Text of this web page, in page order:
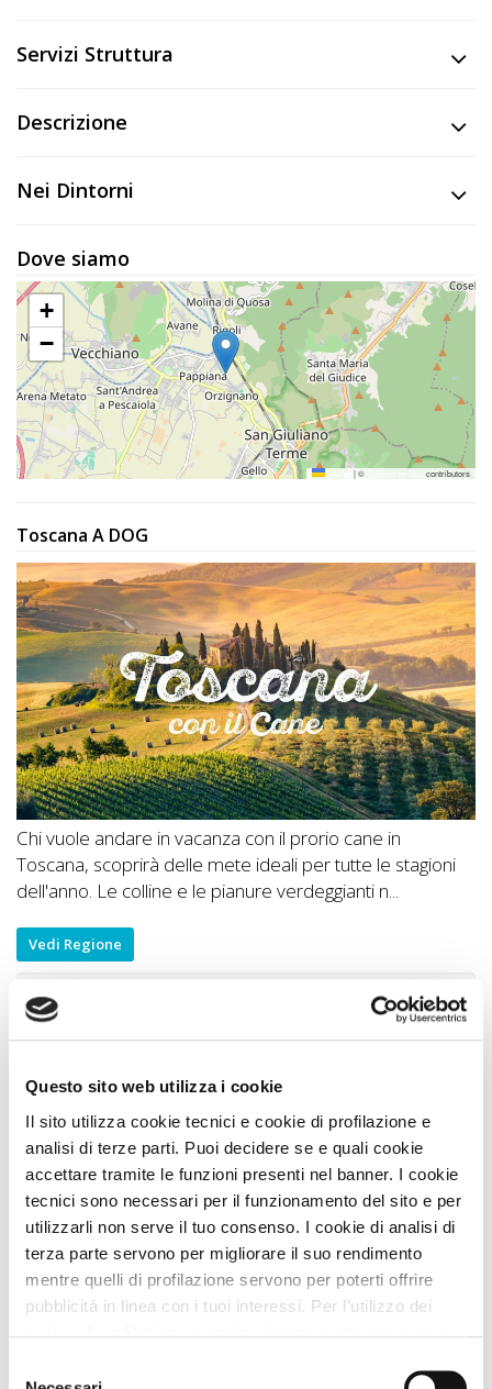
Questo sito web utilizza i cookie
Il sito utilizza cookie tecnici e cookie di profilazione e
analisi di terze parti. Puoi decidere se e quali cookie
accettare tramite le funzioni presenti nel banner. I cookie
tecnici sono necessari per il funzionamento del sito e per
utilizzarli non serve il tuo consenso. I cookie di analisi di
terza parte servono per migliorare il suo rendimento
mentre quelli di profilazione servono per poterti offrire
pubblicità in linea con i tuoi interessi. Per l’utilizzo dei
senza accettare” verranno installati solo i cookie tecnici.
Servizi Struttura
Descrizione
Nei Dintorni
Dove siamo
+
−
|© contributors
Toscana A DOG
Chi vuole andare in vacanza con il prorio cane in
Toscana, scoprirà delle mete ideali per tutte le stagioni
dell'anno. Le colline e le pianure verdeggianti n...
Vedi Regione
Cosa fare con il cane?
Verdemura con il cane
8 Km
Lucca comics & games con il cane 8 Km
Puccini Museum con il cane9 Km
Vedi tutti
Itinerari A DOG
Itinerario di due giorni in Versilia con il cane Mare,